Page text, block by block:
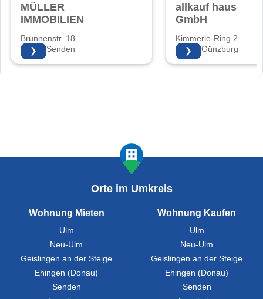
MÜLLER
IMMOBILIEN
Brunnenstr. 18
89250 Senden
❯
allkauf haus
GmbH
Kimmerle-Ring 2
89312 Günzburg
❯
Orte im Umkreis
Wohnung Mieten
Ulm
Neu-Ulm
Geislingen an der Steige
Ehingen (Donau)
Senden
Wohnung Kaufen
Ulm
Neu-Ulm
Geislingen an der Steige
Ehingen (Donau)
Senden